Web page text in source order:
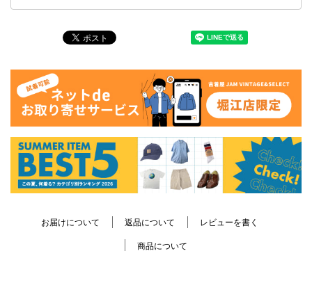
お届けについて 返品について レビューを書く
商品について